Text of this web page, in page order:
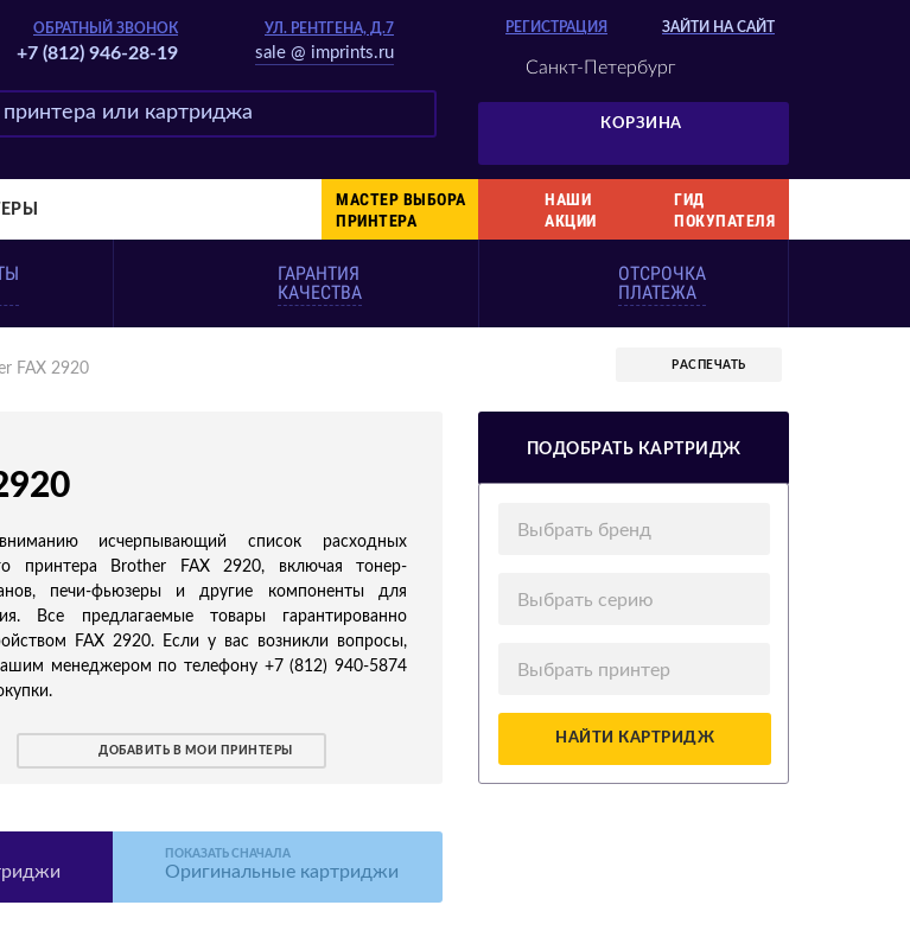
КОРЗИНА
РЕГИСТРАЦИЯ ЗАЙТИ НА САЙТ
Санкт-Петербург
ОБРАТНЫЙ ЗВОНОК
+7 (812) 946-28-19
УЛ. РЕНТГЕНА, Д.7
sale @ imprints.ru
НАШИ
АКЦИИ
ГИД
ПОКУПАТЕЛЯ
МАСТЕР ВЫБОРА
ПРИНТЕРА
ГАРАНТИЯ
КАЧЕСТВА
ОТСРОЧКА
ПЛАТЕЖА
FAX 2920
исчерпывающий список расходных
принтера Brother FAX 2920, включая тонер-
печи-фьюзеры и другие компоненты для
Все предлагаемые товары гарантированно
FAX 2920. Если у вас возникли вопросы,
менеджером по телефону +7 (812) 940-5874
ДОБАВИТЬ В МОИ ПРИНТЕРЫ
РАСПЕЧАТЬ
ПОДОБРАТЬ КАРТРИДЖ
Выбрать бренд
Выбрать серию
Выбрать принтер
НАЙТИ КАРТРИДЖ
ПОКАЗАТЬ СНАЧАЛА
Оригинальные картриджи